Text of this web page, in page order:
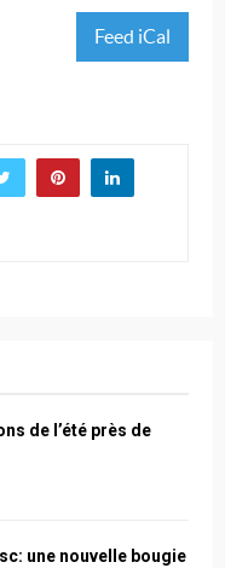
Feed iCal
de l’été près de
une nouvelle bougie